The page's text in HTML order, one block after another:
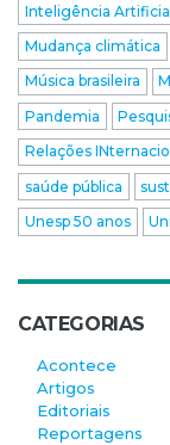
Inteligência
Mudança climática
Música brasileira
Pandemia
Relações
saúde pública
Unesp 50 anos
CATEGORIAS
Acontece
Artigos
Editoriais
Reportagens